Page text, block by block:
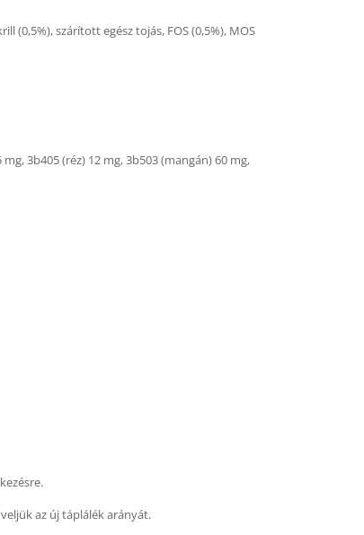
(0,5%), szárított egész tojás, FOS (0,5%), MOS
3b405 (réz) 12 mg, 3b503 (mangán) 60 mg,
az új táplálék arányát.